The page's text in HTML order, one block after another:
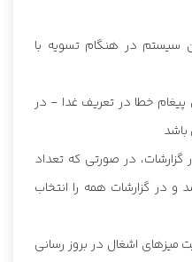
در هنگام تسویه با
خطا در تعریف غدا - در
در صورتی که تعداد
و در گزارشات همه را انتخاب
اشغال در بروز رسانی